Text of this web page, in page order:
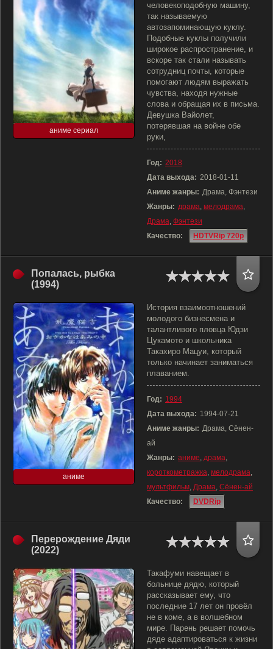
аниме сериал
человекоподобную машину,
так называемую
автозапоминающую куклу.
Подобные куклы получили
широкое распространение, и
вскоре так стали называть
сотрудниц почты, которые
помогают людям выражать
чувства, находя нужные
слова и обращая их в письма.
Девушка Вайолет,
потерявшая на войне обе
руки,
Год: 2018
Дата выхода: 2018-01-11
Аниме жанры: Драма, Фэнтези
Жанры: драма, мелодрама,
Драма, Фэнтези
Качество:
HDTVRip 720p
Попалась, рыбка
(1994)
аниме
История взаимоотношений
молодого бизнесмена и
талантливого пловца Юдзи
Цукамото и школьника
Такахиро Мацуи, который
только начинает заниматься
плаванием.
Год: 1994
Дата выхода: 1994-07-21
Аниме жанры: Драма, Сёнен-
ай
Жанры: аниме, драма,
короткометражка, мелодрама,
мультфильм, Драма, Сёнен-ай
Качество:
DVDRip
Перерождение Дяди
(2022)
Такафуми навещает в
больнице дядю, который
рассказывает ему, что
последние 17 лет он провёл
не в коме, а в волшебном
мире. Парень решает помочь
дяде адаптироваться к жизни